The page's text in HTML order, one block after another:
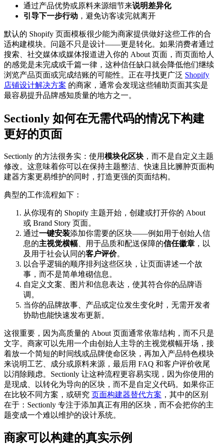
通过产品优势或原料来源细节来说明差异化
引导下一步行动 ，避免访客读完就离开
默认的 Shopify 页面模板很少能为商家提供做好这些工作的合
适构建模块。问题不只是设计——更是转化。如果消费者通过
搜索、社交媒体或媒体报道进入你的 About 页面，而页面给人
的感觉是未完成或千篇一律，这种信任缺口就会降低他们继续
浏览产品页面或完成结账的可能性。正在寻找更广泛 Shopify
店铺设计解决方案 的商家，通常会发现这些辅助页面其实是
最容易提升品牌感知质量的地方之一。
Sectionly 如何在无需代码的情况下构建
更好的页面
Sectionly 的方法很务实：使用模块化区块 ，而不是自定义主题
修改。这意味着你可以在保持主题整洁、快速且比臃肿页面构
建器方案更易维护的同时，打造更强的页面结构。
典型的工作流程如下：
从你现有的 Shopify 主题开始，创建或打开你的 About
或 Brand Story 页面。
通过一键安装添加你需要的区块——例如用于创始人信
息的主视觉横幅 、用于品质和配送保障的信任徽章 ，以
及用于社会认同的客户评价。
以合乎逻辑的顺序排列这些区块，让页面讲述一个故
事，而不是简单堆砌信息。
自定义文案、图片和信息表达，使其符合你的品牌语
调。
当你的品牌故事、产品或定位发生变化时，无需开发者
协助也能快速发布更新。
这很重要，因为高质量的 About 页面通常依靠结构，而不只是
文字。商家可以先用一个由创始人主导的主视觉横幅开场，接
着放一个简短的时间线或品牌使命区块，再加入产品特色模块
来说明工艺、成分或原料来源，最后用 FAQ 和客户评价收尾
以消除顾虑。Sectionly 让这种流程更容易实现，因为你使用的
是现成、以转化为导向的区块，而不是自定义代码。如果你正
在比较不同方案，或研究 页面构建器替代方案 ，其中的区别
在于：Sectionly 专注于添加真正有用的区块，而不会把你的主
题变成一个难以维护的设计系统。
商家可以构建的真实示例